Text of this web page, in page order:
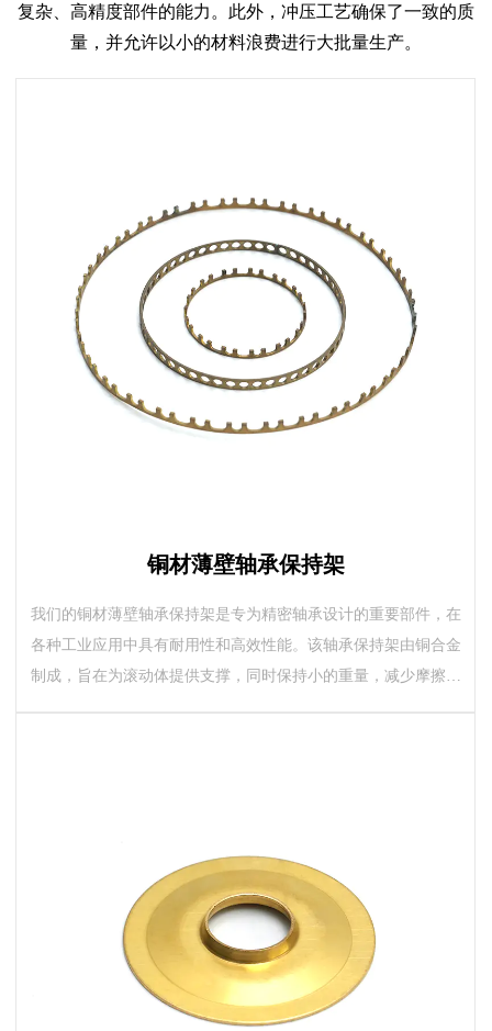
复杂、高精度部件的能力。此外，冲压工艺确保了一致的质
量，并允许以小的材料浪费进行大批量生产。
铜材薄壁轴承保持架
我们的铜材薄壁轴承保持架是专为精密轴承设计的重要部件，在
各种工业应用中具有耐用性和高效性能。该轴承保持架由铜合金
制成，旨在为滚动体提供支撑，同时保持小的重量，减少摩擦，